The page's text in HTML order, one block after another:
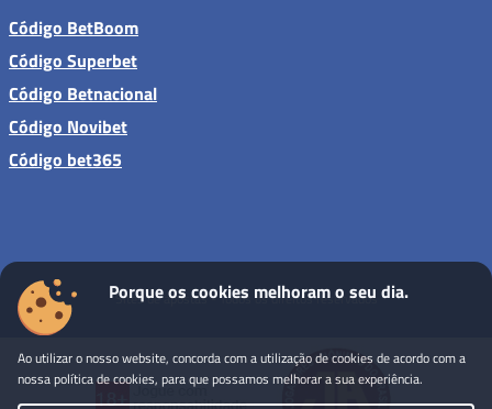
Código BetBoom
Código Superbet
Código Betnacional
Código Novibet
Código bet365
Sites de apostas - Todos os direitos reservados
Porque os cookies melhoram o seu dia.
Ao utilizar o nosso website, concorda com a utilização de cookies de acordo com a
nossa política de cookies, para que possamos melhorar a sua experiência.